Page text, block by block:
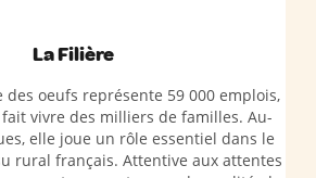
La Filière
des oeufs représente 59 000 emplois,
vivre des milliers de familles. Au-
elle joue un rôle essentiel dans le
rural français. Attentive aux attentes